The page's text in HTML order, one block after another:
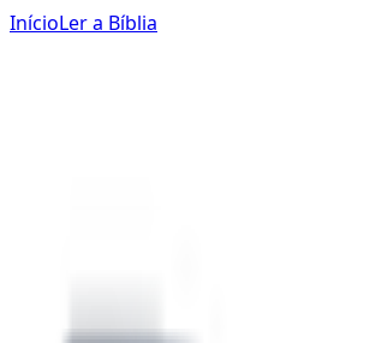
InícioLer a Bíblia